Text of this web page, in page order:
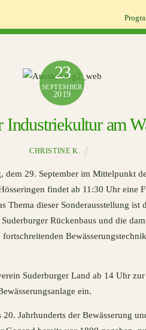
23
SEPTEMBER
2019
Industriekultur am
CHRISTINE K.
dem 29. September im Mittelpunkt
findet ab 11:30 Uhr eine
Thema dieser Sonderausstellung ist
Rückenbaus und die
Suderburger Land ab 14 Uhr
ein.
Jahrhunderts der Bewässerung